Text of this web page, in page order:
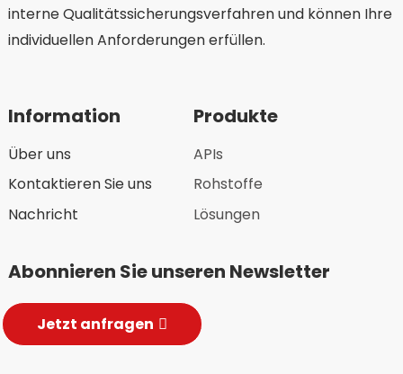
interne Qualitätssicherungsverfahren und können Ihre
individuellen Anforderungen erfüllen.
Information
Über uns
Kontaktieren Sie uns
Nachricht
Produkte
APIs
Rohstoffe
Lösungen
Abonnieren Sie unseren Newsletter
Jetzt anfragen